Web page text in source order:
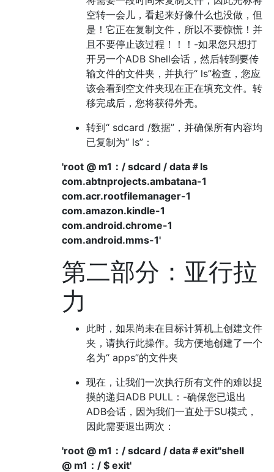
空转一会儿，看起来好像什么也没做，但
是！它正在复制文件，所以不要惊慌！并
且不要停止该过程！！！-如果您只想打
开另一个ADB Shell会话，然后转到要传
输文件的文件夹，并执行“ ls”检查，您应
该会看到空文件夹现在正在填充文件。转
移完成后，您将获得外壳。
转到“ sdcard /数据”，并确保所有内容均
已复制为“ ls”：
'root @ m1：/ sdcard / data＃ls
com.abtnprojects.ambatana-1
com.acr.rootfilemanager-1
com.amazon.kindle-1
com.android.chrome-1
com.android.mms-1'
第二部分：亚行拉
力
此时，如果尚未在目标计算机上创建文件
夹，请执行此操作。我方便地创建了一个
名为“ apps”的文件夹
现在，让我们一次执行所有文件的难以捉
摸的递归ADB PULL：-确保您已退出
ADB会话，因为我们一直处于SU模式，
因此需要退出两次：
'root @ m1：/ sdcard / data＃exit''shell
@ m1：/ $ exit'